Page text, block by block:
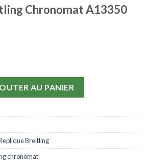
Chronomat A13350
AU PANIER
Breitling
chronomat